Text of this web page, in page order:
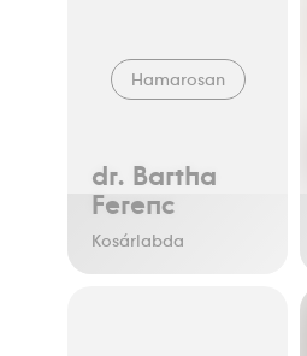
dr. Bartha
Ferenc
Kosárlabda
Hamarosan